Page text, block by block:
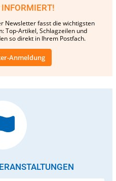
Newsletter fasst die wichtigsten
Top-Artikel, Schlagzeilen und
so direkt in Ihrem Postfach.
Anmeldung